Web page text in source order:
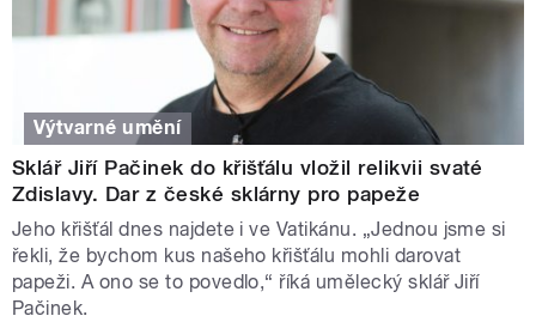
Výtvarné umění
Sklář Jiří Pačinek do křišťálu vložil relikvii svaté
Zdislavy. Dar z české sklárny pro papeže
Jeho křišťál dnes najdete i ve Vatikánu. „Jednou jsme si
řekli, že bychom kus našeho křišťálu mohli darovat
papeži. A ono se to povedlo,“ říká umělecký sklář Jiří
Pačinek.